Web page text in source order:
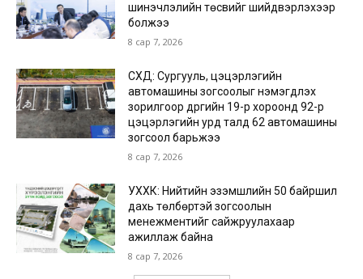
шинэчлэлийн төсвийг шийдвэрлэхээр
болжээ
8 сар 7, 2026
СХД: Сургууль, цэцэрлэгийн
автомашины зогсоолыг нэмэгдүүлэх
зорилгоор дүүргийн 19-р хороонд 92-р
цэцэрлэгийн урд талд 62 автомашины
зогсоол барьжээ
8 сар 7, 2026
УХХК: Нийтийн эзэмшлийн 50 байршил
дахь төлбөртэй зогсоолын
менежментийг сайжруулахаар
ажиллаж байна
8 сар 7, 2026